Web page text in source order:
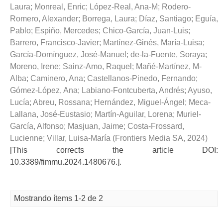
Laura; Monreal, Enric; López-Real, Ana-M; Rodero-
Romero, Alexander; Borrega, Laura; Díaz, Santiago; Eguía,
Pablo; Espiño, Mercedes; Chico-García, Juan-Luis;
Barrero, Francisco-Javier; Martínez-Ginés, María-Luisa;
García-Domínguez, José-Manuel ; de-la-Fuente, Soraya;
Moreno, Irene; Sainz-Amo, Raquel ; Mañé-Martínez, M-
Alba; Caminero, Ana; Castellanos-Pinedo, Fernando;
Gómez-López, Ana; Labiano-Fontcuberta, Andrés; Ayuso,
Lucía; Abreu, Rossana; Hernández, Miguel-Ángel ; Meca-
Lallana, José-Eustasio; Martín-Aguilar, Lorena; Muriel-
García, Alfonso; Masjuan, Jaime; Costa-Frossard,
Lucienne; Villar, Luisa-María (Frontiers Media SA, 2024)
[This corrects the article DOI:
10.3389/fimmu.2024.1480676.].
Mostrando ítems 1-2 de 2